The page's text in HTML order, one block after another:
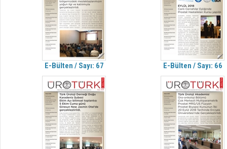
E-Bülten / Sayı: 67 E-Bülten / Sayı: 66